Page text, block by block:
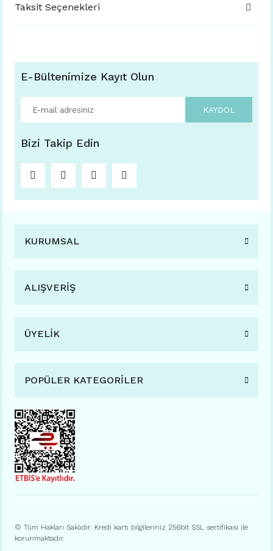
Taksit Seçenekleri
E-Bültenimize Kayıt Olun
KAYDOL
Bizi Takip Edin
KURUMSAL
ALIŞVERİŞ
ÜYELİK
POPÜLER KATEGORİLER
© Tüm Hakları Saklıdır. Kredi kartı bilgileriniz 256bit SSL sertifikası ile
korunmaktadır.